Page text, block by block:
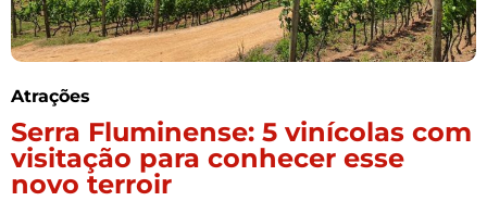
Atrações
Serra Fluminense: 5 vinícolas com
visitação para conhecer esse
novo terroir